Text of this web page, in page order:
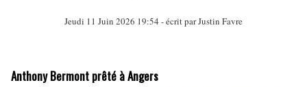
Jeudi 11 Juin 2026 19:54 - écrit parJustin Favre
Anthony Bermont prêté à Angers